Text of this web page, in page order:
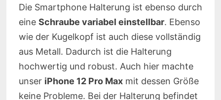
Die Smartphone Halterung ist ebenso durch
eine Schraube variabel einstellbar. Ebenso
wie der Kugelkopf ist auch diese vollständig
aus Metall. Dadurch ist die Halterung
hochwertig und robust. Auch hier machte
unser iPhone 12 Pro Maxmit dessen Größe
keine Probleme. Bei der Halterung befindet